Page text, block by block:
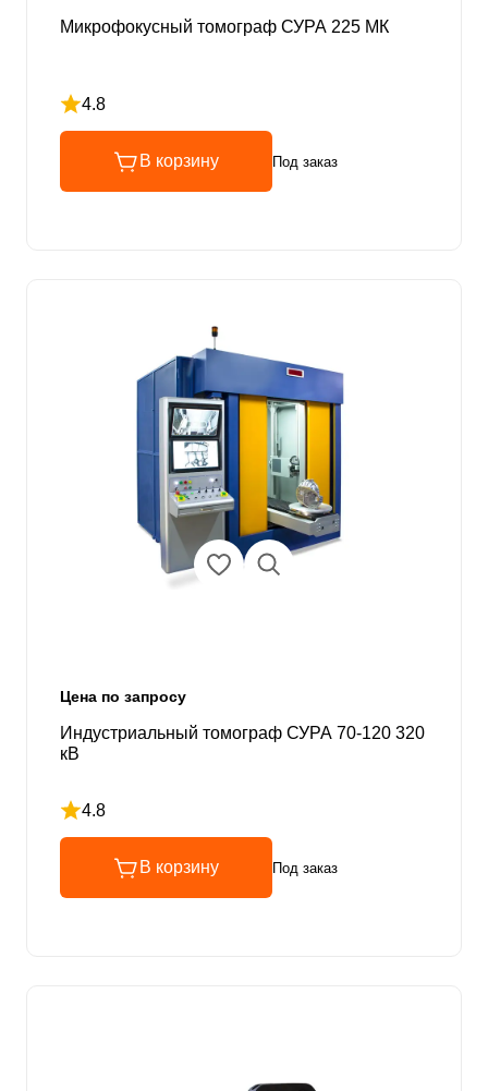
Микрофокусный томограф СУРА 225 МК
4.8
Рейтинг 4.8 из 5
В корзину Под заказ
Цена по запросу
Индустриальный томограф СУРА 70-120 320
кВ
4.8
Рейтинг 4.8 из 5
В корзину Под заказ